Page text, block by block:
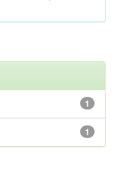
1
1